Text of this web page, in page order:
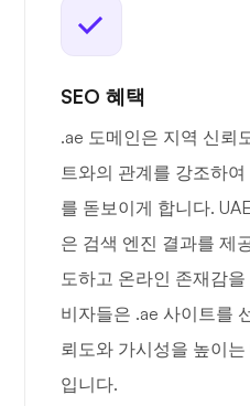
SEO 혜택
.ae 도메인은 지역 신뢰
트와의 관계를 강조하
를 돋보이게 합니다.
은 검색 엔진 결과를 제
도하고 온라인 존재감
비자들은 .ae 사이트를
뢰도와 가시성을 높이
입니다.